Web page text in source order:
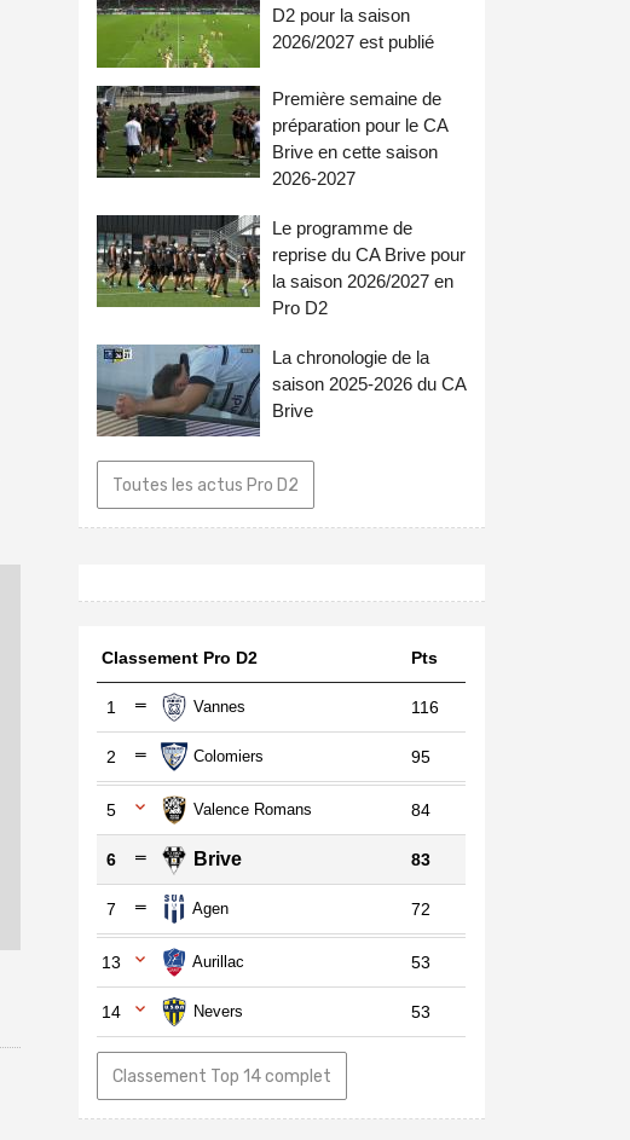
D2 pour la saison
2026/2027 est publié
Première semaine de
préparation pour le CA
Brive en cette saison
2026-2027
Le programme de
reprise du CA Brive pour
la saison 2026/2027 en
Pro D2
La chronologie de la
saison 2025-2026 du CA
Brive
Toutes les actus Pro D2
Classement Pro D2 Pts
1 Vannes 116
2 Colomiers 95
5 Valence Romans 84
6 Brive 83
7 Agen 72
13 Aurillac 53
14 Nevers 53
Classement Top 14 complet